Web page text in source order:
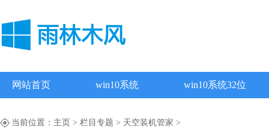
网站首页 win10系统 win10系统32位
当前位置： 主页 > 栏目专题 > 天空装机管家 >